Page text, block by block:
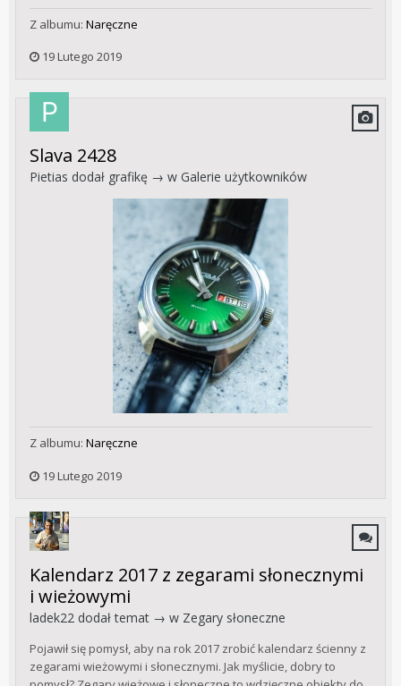
Z albumu: Naręczne
19 Lutego 2019
Slava 2428
Pietias dodał grafikę → w Galerie użytkowników
Z albumu: Naręczne
19 Lutego 2019
Kalendarz 2017 z zegarami słonecznymi
i wieżowymi
ladek22 dodał temat → w Zegary słoneczne
Pojawił się pomysł, aby na rok 2017 zrobić kalendarz ścienny z
zegarami wieżowymi i słonecznymi. Jak myślicie, dobry to